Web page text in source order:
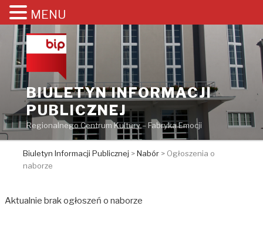
Przejdź
treści
BIULETYN INFORMACJI
PUBLICZNEJ
Regionalnego Centrum Kultury – Fabryka Emocji
Biuletyn Informacji Publicznej >Nabór > Ogłoszenia o
naborze
Aktualnie brak ogłoszeń o naborze
MENU